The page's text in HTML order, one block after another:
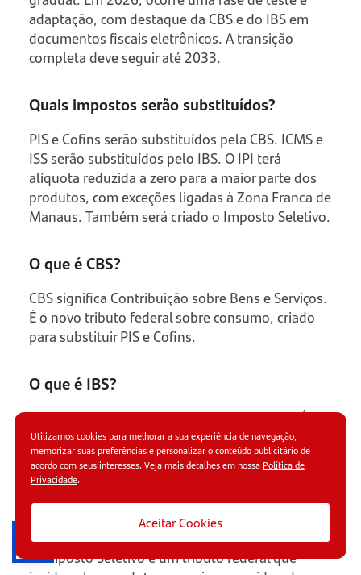
adaptação, com destaque da CBS e do IBS em
documentos fiscais eletrônicos. A transição
completa deve seguir até 2033.
Quais impostos serão substituídos?
PIS e Cofins serão substituídos pela CBS. ICMS e
ISS serão substituídos pelo IBS. O IPI terá
alíquota reduzida a zero para a maior parte dos
produtos, com exceções ligadas à Zona Franca de
Manaus. Também será criado o Imposto Seletivo.
O que é CBS?
CBS significa Contribuição sobre Bens e Serviços.
É o novo tributo federal sobre consumo, criado
para substituir PIS e Cofins.
O que é IBS?
IBS significa Imposto sobre Bens e Serviços. É o
novo tributo compartilhado entre estados,
municípios e Distrito Federal, criado para
substituir ICMS e ISS.
O que é Imposto Seletivo?
O Imposto Seletivo é um tributo federal que
Utilizamos cookies para melhorar a sua experiência de navegação,
memorizar suas preferências e personalizar o conteúdo publicitário de
acordo com seus interesses. Veja mais detalhes em nossa Política de
Privacidade.
Aceitar Cookies